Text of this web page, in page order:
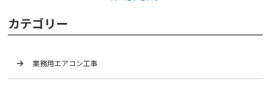
カテゴリー
業務用エアコン工事